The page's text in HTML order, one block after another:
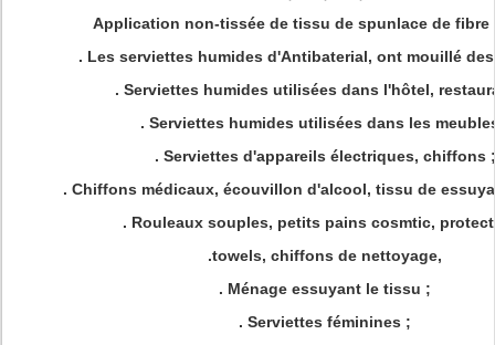
Application non-tissée de tissu de spunlace de fibre
. Les serviettes humides d'Antibaterial, ont mouillé
. Serviettes humides utilisées dans l'hôtel,
. Serviettes humides utilisées dans les
. Serviettes d'appareils électriques, chiffons ;
. Chiffons médicaux, écouvillon d'alcool, tissu de
. Rouleaux souples, petits pains cosmtic,
.towels, chiffons de nettoyage,
. Ménage essuyant le tissu ;
. Serviettes féminines ;